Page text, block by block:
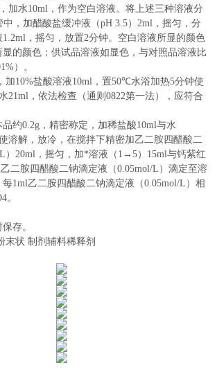
，加水10ml ，作为空白溶液。将上述三种溶液分
中，加醋酸盐缓冲液（pH 3.5）2ml ，摇匀，分
1.2ml ，摇匀，放置2分钟。空白溶液所显的颜色
的颜色；供试品溶液如显色，与对照品溶液比
）。
，加10%盐酸溶液10ml ，置50℃水浴加热5分钟使
21ml ，依法检查（通则0822第一法），应符合
品约0.2g ，精密称定，加稀盐酸10ml与水
溶解，放冷，在搅拌下精密加乙二胺四醋酸二
）20ml ，摇匀，加*溶液（ 1→5） 15ml与钙紫红
乙二胺四醋酸二钠滴定液（0.05mol/L ）滴定至溶
每1ml乙二胺四醋酸二钠滴定液（0.05mol/L ）相
。
存。
末状 制剂辅料稀释剂